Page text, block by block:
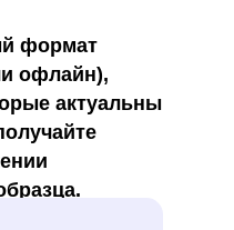
формат
офлайн),
актуальны